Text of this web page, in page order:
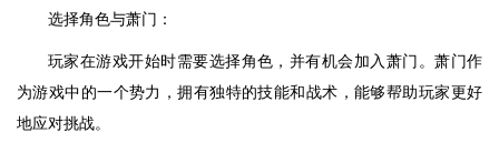
选择角色与萧门：
玩家在游戏开始时需要选择角色，并有机会加入萧门。萧门作
为游戏中的一个势力，拥有独特的技能和战术，能够帮助玩家更好
地应对挑战。